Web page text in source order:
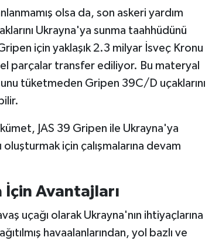
olsa da, son askeri yardım
Ukrayna'ya sunma taahhüdünü
için yaklaşık 2.3 milyar İsveç Kronu
parçalar transfer ediliyor. Bu materyal
tüketmeden Gripen 39C/D uçaklarını
JAS 39 Gripen ile Ukrayna'ya
için çalışmalarına devam
Avantajları
uçağı olarak Ukrayna'nın ihtiyaçlarına
havaalanlarından, yol bazlı ve